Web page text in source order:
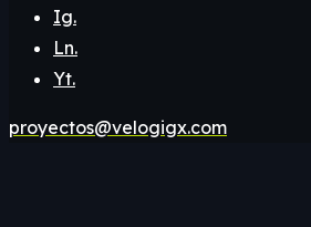
Ig.
Ln.
Yt.
proyectos@velogigx.com